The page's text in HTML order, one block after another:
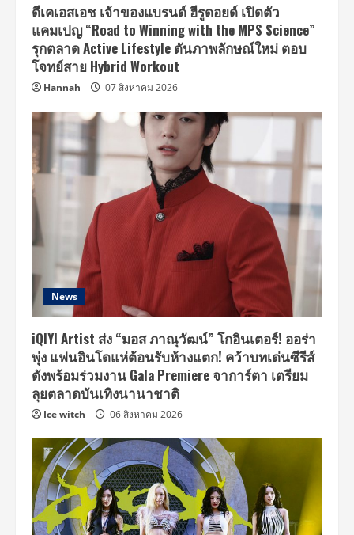
ดีเคเอสเอช เจ้าของแบรนด์ ฮีรูดอยด์ เปิดตัว
แคมเปญ “Road to Winning with the MPS Science”
รุกตลาด Active Lifestyle ดันภาพลักษณ์ใหม่ ตอบ
โจทย์สาย Hybrid Workout
Hannah 07 สิงหาคม 2026
News
iQIYI Artist ส่ง “มอส ภาณุวัฒน์” โกอินเตอร์! ออร่า
พุ่ง แฟนอินโดแห่ต้อนรับห้างแตก! คว้าบทเด่นซีรีส์
ดังพร้อมร่วมงาน Gala Premiere จาการ์ตา เตรียม
ลุยตลาดบันเทิงนานาชาติ
Ice witch 06 สิงหาคม 2026